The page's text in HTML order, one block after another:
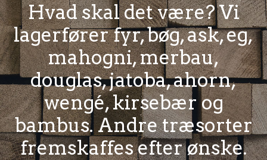
Hvad skal det være? Vi
lagerfører fyr, bøg, ask, eg,
mahogni, merbau,
douglas, jatoba, ahorn,
wengé, kirsebær og
bambus. Andre træsorter
fremskaffes efter ønske.